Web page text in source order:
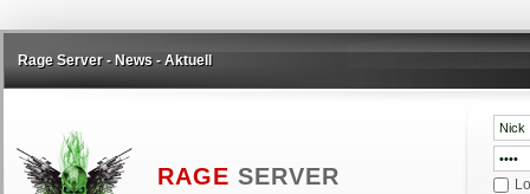
Rage Server - News - Aktuell
RAGE SERVER